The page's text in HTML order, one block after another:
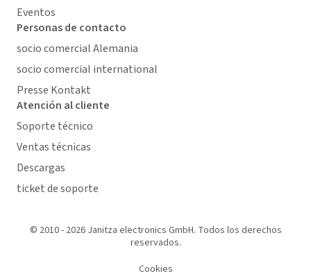
Eventos
Personas de contacto
socio comercial Alemania
socio comercial international
Presse Kontakt
Atención al cliente
Soporte técnico
Ventas técnicas
Descargas
ticket de soporte
© 2010 - 2026 Janitza electronics GmbH. Todos los derechos
reservados.
Cookies